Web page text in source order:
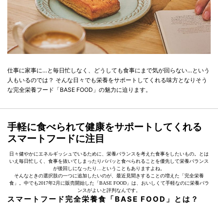
仕事に家事に…と毎日忙しなく、どうしても食事にまで気が回らない…という
人もいるのでは？ そんな日々でも栄養をサポートしてくれる味方となりそう
な完全栄養フード「BASE FOOD」の魅力に迫ります。
手軽に食べられて健康をサポートしてくれる
スマートフードに注目
日々健やかにエネルギッシュでいるために、栄養バランスを考えた食事をしたいもの。とは
いえ毎日忙しく、食事を抜いてしまったりパパッと食べられることを優先して栄養バランス
が後回しになったり…ということもありますよね。
そんなときの選択肢の一つに追加したいのが、最近見聞きすることの増えた「完全栄養
食」。中でも2017年2月に販売開始した「BASE FOOD」は、おいしくて手軽なのに栄養バラ
ンスがよいと評判なんです。
スマートフード完全栄養食「BASE FOOD」とは？